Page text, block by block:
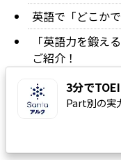
英語で「どこか
「英語力を鍛え
ご紹介！
英語で「嫉妬深
3分で
Part別の実